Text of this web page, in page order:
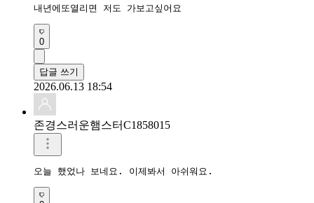
내년에또열리면 저도 가보고싶어요
0
답글 쓰기
2026.06.13 18:54
존경스러운햄스터C1858015
오늘 했었나 보네요. 이제봐서 아쉬워요.